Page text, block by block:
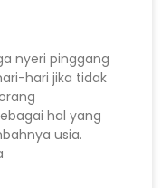
nyeri pinggang
hari jika tidak
hal yang
usia.